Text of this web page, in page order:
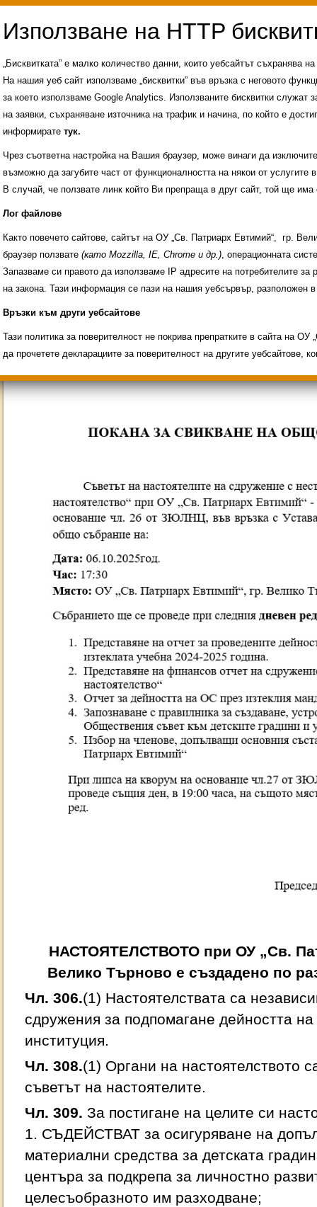
Свободни места за ученици
ИНОВАЦИЯ 2026
Олимпиади 2025/2026
НАСТОЯТЕЛСТВОТО при ОУ „Св.
Велико Търново е създадено по
Чл. 306.(1) Настоятелствата са
сдружения за подпомагане дейността
институция.
Чл. 308.(1) Органи на настоятелството
съветът на настоятелите.
Чл. 309. За постигане на целите си
1. СЪДЕЙСТВАТ за осигуряване на
материални средства за детската
центъра за подкрепа за личностно
целесъобразното им разходване;
„Бисквитката” е малко количество данни, които уебсайтът съхранява
На нашия уеб сайт използваме „бисквитки” във връзка с неговото
за което използваме Google Analytics. Използваните бисквитки служат
на заявки, съхраняване източника на трафик и начина, по който е
информирате тук.
Чрез съответна настройка на Вашия браузер, може винаги да
възможно да загубите част от функционалността на някои от услугите
В случай, че ползвате линк който Ви препраща в друг сайт, той ще има
Лог файлове
Както повечето сайтове, сайтът на ОУ „Св. Патриарх Евтимий“, гр.
браузер ползвате (като Mozzilla, IE, Chrome и др.), операционната
Запазваме си правото да използваме IP адресите на потребителите
на закона. Тази информация се пази на нашия уебсървър,
Връзки към други уебсайтове
Тази политика за поверителност не покрива препратките в сайта на
да прочетете декларациите за поверителност на другите уебсайтове,